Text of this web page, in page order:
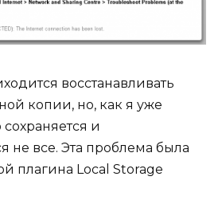
восстанавливать
копии, но, как я уже
сохраняется и
не все. Эта проблема была
плагина Local Storage